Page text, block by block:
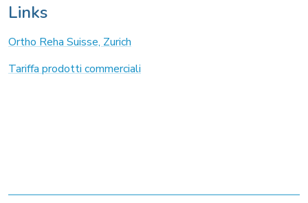
Links
Ortho Reha Suisse, Zurich
Tariffa prodotti commerciali